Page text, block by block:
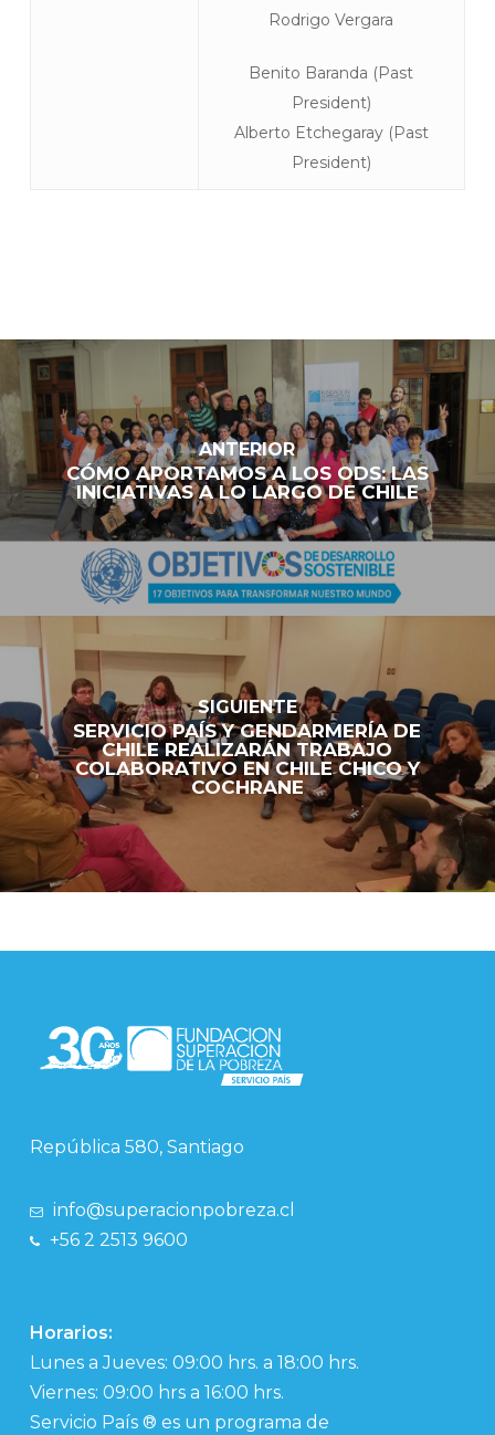
Rodrigo Vergara
Benito Baranda (Past
President)
Alberto Etchegaray (Past
President)
ANTERIOR
CÓMO APORTAMOS A LOS ODS: LAS
INICIATIVAS A LO LARGO DE CHILE
SIGUIENTE
SERVICIO PAÍS Y GENDARMERÍA DE
CHILE REALIZARÁN TRABAJO
COLABORATIVO EN CHILE CHICO Y
COCHRANE
República 580, Santiago
info@superacionpobreza.cl
+56 2 2513 9600
Horarios:
Lunes a Jueves: 09:00 hrs. a 18:00 hrs.
Viernes: 09:00 hrs a 16:00 hrs.
Servicio País ® es un programa de